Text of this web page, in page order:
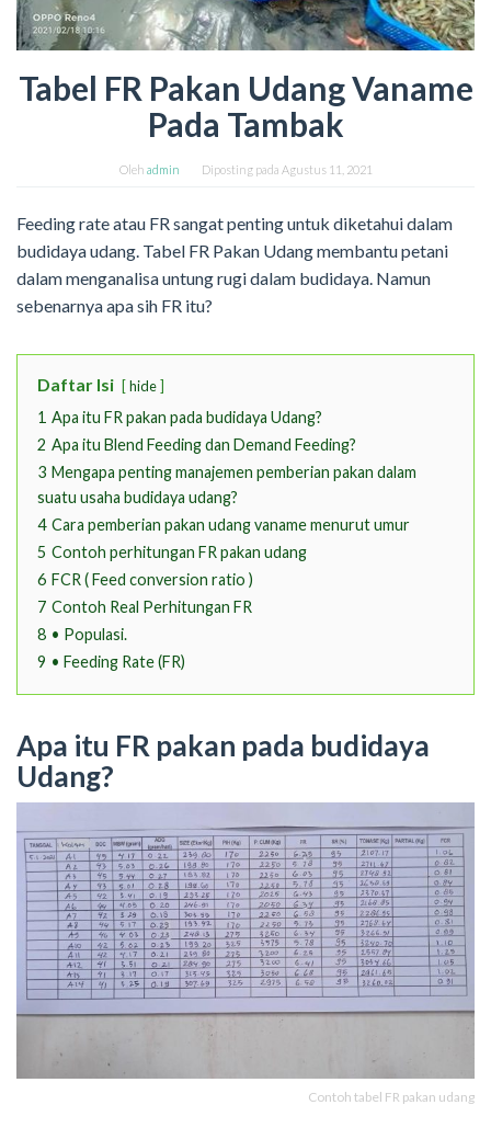
Tabel FR Pakan Udang Vaname
Pada Tambak
Oleh admin Diposting pada Agustus 11, 2021
Feeding rate atau FR sangat penting untuk diketahui dalam
budidaya udang. Tabel FR Pakan Udang membantu petani
dalam menganalisa untung rugi dalam budidaya. Namun
sebenarnya apa sih FR itu?
Daftar Isi hide
1 Apa itu FR pakan pada budidaya Udang?
2 Apa itu Blend Feeding dan Demand Feeding?
3 Mengapa penting manajemen pemberian pakan dalam
suatu usaha budidaya udang?
4 Cara pemberian pakan udang vaname menurut umur
5 Contoh perhitungan FR pakan udang
6 FCR ( Feed conversion ratio )
7 Contoh Real Perhitungan FR
8 • Populasi.
9 • Feeding Rate (FR)
Apa itu FR pakan pada budidaya
Udang?
Contoh tabel FR pakan udang